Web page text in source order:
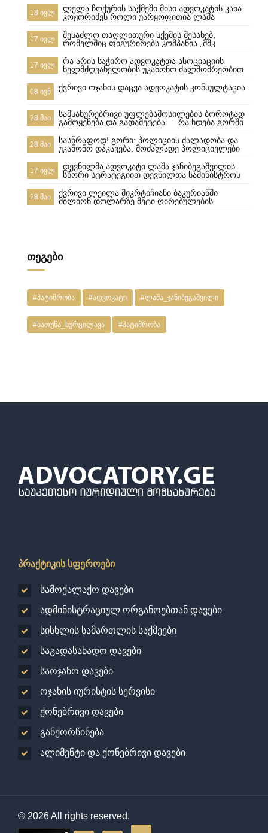
18 ივლ
ლელა ჩოქურის საქმეში მისი ადვოკატის კახა
კოჟორიძეს როლი უარყოფითია ლაშა
17 ივლ
შესაძლო თაღლითური სქემის შესახებ,
რომელშიც ფიგურირებს კომპანია „მმკ
17 ივლ
რა არის საჭირო ადვოკატთა ასოციაციის
ხელმძღვანელობის უკანონო ძალმომრეობით
08 ივნ ქვრივი ოჯახის დაცვა ადვოკატის კონსულტაცია
28 მაი
სამსახურებრივი უფლებამოსილების ბოროტად
გამოყენება და გადამეტება — რა ხდება გორში
პოლიციელებს
28 მაი
სასწრაფოდ! გორი: პოლიციის ძალადობა და
უკანონო დაკავება. მოძალადე პოლიციელები
იქნეს გაშვებული და პასუხისიგებაში მიცემული! ​
ყველამ უნდა ნახოს, რა ხდება რეალურად!
გორში,10-მა პოლიციელმა სასტიკად სცემა
მოქალაქე, ახლა კ
17 ივლ
დევნილმა ადვოკატი ლაშა ჯანიბეგაშვილის
სწორი სტრატეგიით დევნილთა სამინისტროს
28 მაი
ქვრივი ლეილა მიკრტიჩიანი ბაკურიანში
მილიონ დოლარზე მეტი ღირებულების
თეგები
#პატიმრობა #ადვოკატი #ლაშა_ჯანიბეგაშვილი
#ხათუნა_ხურცილავა #პატიმრობა
პრაქტიკის სფეროები
სამოქალაქო დავები
ადმინისტრაციულ ორგანოებთან დავები
სისხლის სამართლის საქმეები
საგადასახადო დავები
საოჯახო დავები
ოჯახის იურისტის სერვისი
ქონებრივი დავები
განქორწინება
ალიმენტი და ქონებრივი დავები
© 2026 All rights reserved.